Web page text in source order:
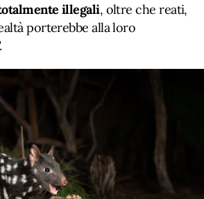
illegali, oltre che reati,
porterebbe alla loro